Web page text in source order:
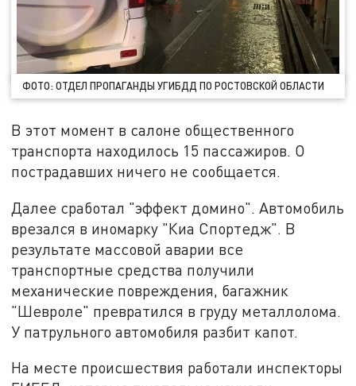
ФОТО: ОТДЕЛ ПРОПАГАНДЫ УГИБДД ПО РОСТОВСКОЙ ОБЛАСТИ
В этот момент в салоне общественного
транспорта находилось 15 пассажиров. О
пострадавших ничего не сообщается.
Далее сработал "эффект домино". Автомобиль
врезался в иномарку "Киа Спортедж". В
результате массовой аварии все
транспортные средства получили
механические повреждения, багажник
"Шевроле" превратился в груду металлолома.
У патрульного автомобиля разбит капот.
На месте происшествия работали инспекторы